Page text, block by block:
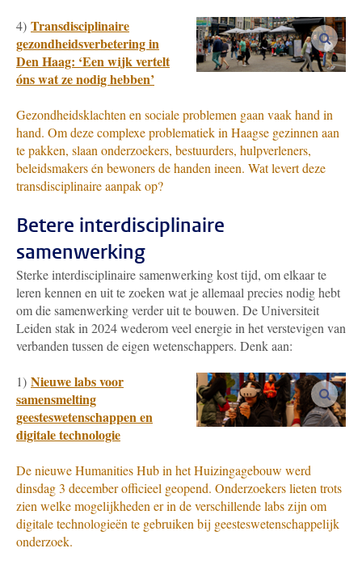
4) Transdisciplinaire
gezondheidsverbetering in
Den Haag: ‘Een wijk vertelt
óns wat ze nodig hebben’
Gezondheidsklachten en sociale problemen gaan vaak hand in
hand. Om deze complexe problematiek in Haagse gezinnen aan
te pakken, slaan onderzoekers, bestuurders, hulpverleners,
beleidsmakers én bewoners de handen ineen. Wat levert deze
transdisciplinaire aanpak op?
Betere interdisciplinaire
samenwerking
Sterke interdisciplinaire samenwerking kost tijd, om elkaar te
leren kennen en uit te zoeken wat je allemaal precies nodig hebt
om die samenwerking verder uit te bouwen. De Universiteit
Leiden stak in 2024 wederom veel energie in het verstevigen van
verbanden tussen de eigen wetenschappers. Denk aan:
1) Nieuwe labs voor
samensmelting
geesteswetenschappen en
digitale technologie
De nieuwe Humanities Hub in het Huizingagebouw werd
dinsdag 3 december officieel geopend. Onderzoekers lieten trots
zien welke mogelijkheden er in de verschillende labs zijn om
digitale technologieën te gebruiken bij geesteswetenschappelijk
onderzoek.